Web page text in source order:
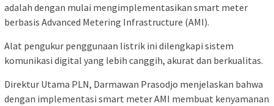
adalah dengan mulai mengimplementasikan smart meter
berbasis Advanced Metering Infrastructure (AMI).
Alat pengukur penggunaan listrik ini dilengkapi sistem
komunikasi digital yang lebih canggih, akurat dan berkualitas.
Direktur Utama PLN, Darmawan Prasodjo menjelaskan bahwa
dengan implementasi smart meter AMI membuat kenyamanan